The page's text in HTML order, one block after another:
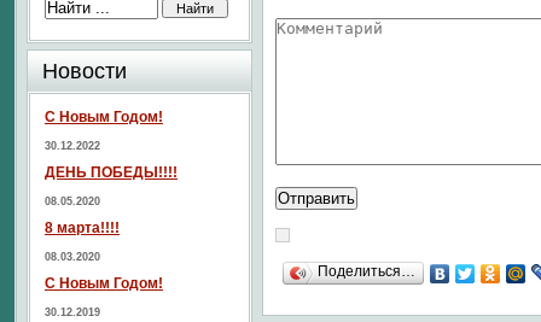
Поделиться…
Новости
С Новым Годом!
30.12.2022
ДЕНЬ ПОБЕДЫ!!!!
08.05.2020
8 марта!!!!
08.03.2020
С Новым Годом!
30.12.2019